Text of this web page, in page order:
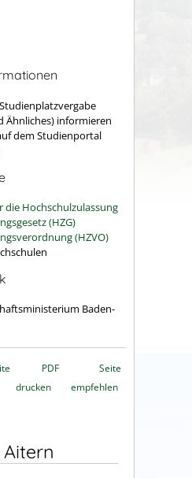
Ähnliches) informieren
dem Studienportal
die Hochschulzulassung
(HZG)
(HZVO)
Baden-
PDF
drucken
Seite
empfehlen